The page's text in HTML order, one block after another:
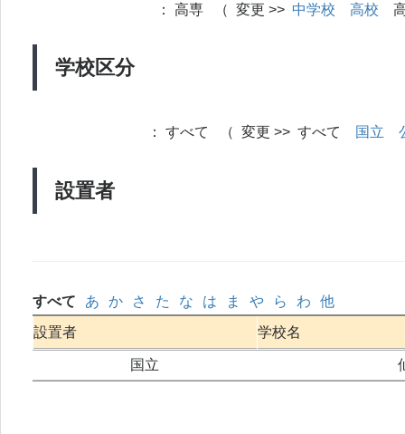
学校区分
： 高専 （ 変更 >> 中学校 高校
設置者
： すべて （ 変更 >> すべて 国立
すべて あ か さ た な は ま や ら わ
他
設置者
学校名
国立